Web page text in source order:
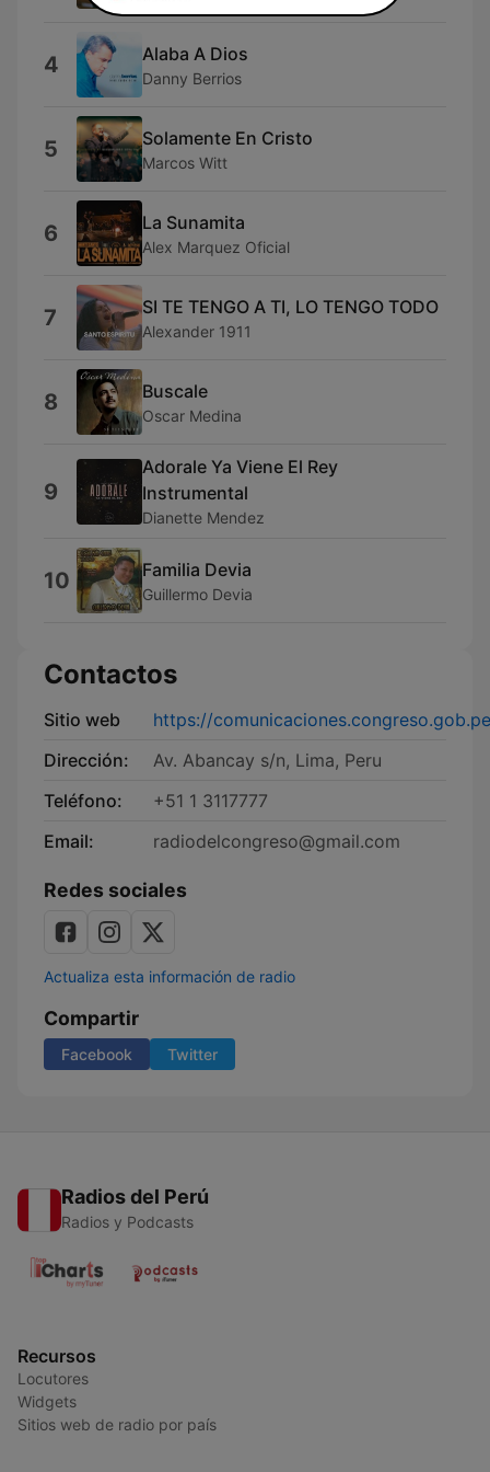
4 Alaba A Dios
Danny Berrios
5 Solamente En Cristo
Marcos Witt
6 La Sunamita
Alex Marquez Oficial
7 SI TE TENGO A TI, LO TENGO TODO
Alexander 1911
8 Buscale
Oscar Medina
9
Adorale Ya Viene El Rey
Instrumental
Dianette Mendez
10 Familia Devia
Guillermo Devia
Contactos
Sitio web
https://comunicaciones.congreso.gob.pe
Dirección:
Av. Abancay s/n, Lima, Peru
Teléfono:
+51 1 3117777
Email:
radiodelcongreso@gmail.com
Redes sociales
Actualiza esta información de radio
Compartir
Facebook Twitter
Radios del Perú
Radios y Podcasts
Recursos
Locutores
Widgets
Sitios web de radio por país